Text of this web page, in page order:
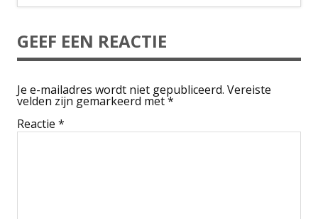
GEEF EEN REACTIE
Je e-mailadres wordt niet gepubliceerd. Vereiste
velden zijn gemarkeerd met*
Reactie *